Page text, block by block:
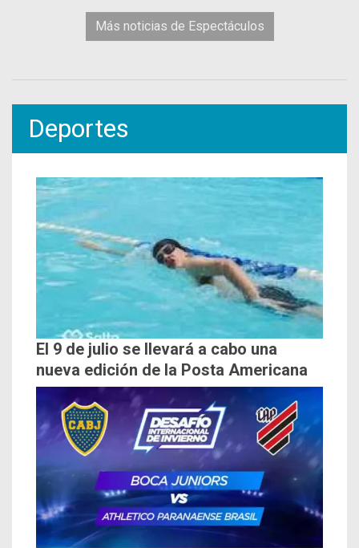
Más noticias de Espectáculos
Deportes
El 9 de julio se llevará a cabo una
nueva edición de la Posta Americana